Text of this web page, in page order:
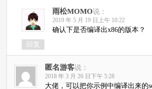
雨松MOMO说：
2019 年 5 月 19 日上午 10:22
确认下是否编译出x86的版本？
回复
匿名游客说：
2018 年 3 月 26 日下午 5:28
大佬，可以把你示例中编译出来的